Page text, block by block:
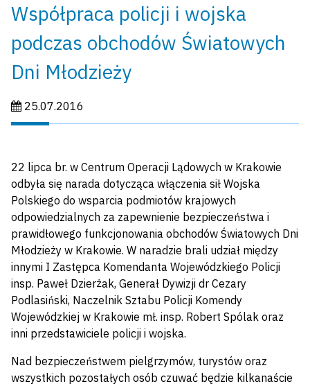
Współpraca policji i wojska
podczas obchodów Światowych
Dni Młodzieży
Data publikacji:
25.07.2016
22 lipca br. w Centrum Operacji Lądowych w Krakowie
odbyła się narada dotycząca włączenia sił Wojska
Polskiego do wsparcia podmiotów krajowych
odpowiedzialnych za zapewnienie bezpieczeństwa i
prawidłowego funkcjonowania obchodów Światowych Dni
Młodzieży w Krakowie. W naradzie brali udział między
innymi I Zastępca Komendanta Wojewódzkiego Policji
insp. Paweł Dzierżak, Generał Dywizji dr Cezary
Podlasiński, Naczelnik Sztabu Policji Komendy
Wojewódzkiej w Krakowie mł. insp. Robert Spólak oraz
inni przedstawiciele policji i wojska.
Nad bezpieczeństwem pielgrzymów, turystów oraz
wszystkich pozostałych osób czuwać będzie kilkanaście